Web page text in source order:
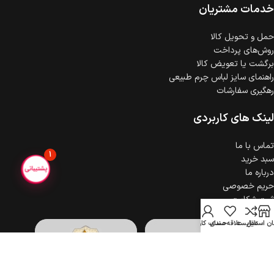
خدمات مشتریان
حمل‌ و تحویل کالا
روش‌های پرداخت
برگشت یا تعویض کالا
راهنمای سایز لباس چرم طبیعی
رهگیری سفارشات
لینک های کاربردی
تماس با ما
سبد خرید
درباره ما
حریم خصوصی
ثبت شکایت
استایلمقایسهعلاقه مندی
حساب کاربری
1